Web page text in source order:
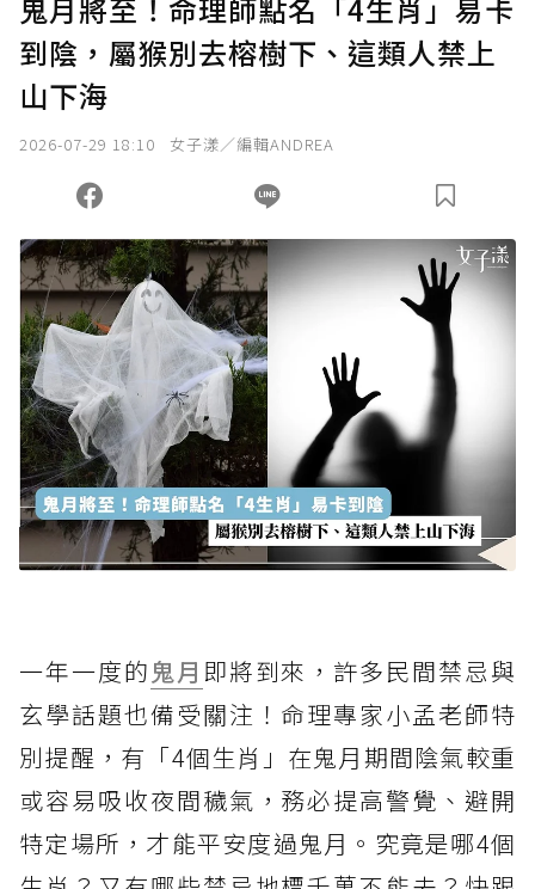
鬼月將至！命理師點名「4生肖」易卡
到陰，屬猴別去榕樹下、這類人禁上
山下海
2026-07-29 18:10 女子漾／編輯ANDREA
一年一度的 鬼月 即將到來，許多民間禁忌與
玄學話題也備受關注！命理專家小孟老師特
別提醒，有「4個生肖」在鬼月期間陰氣較重
或容易吸收夜間穢氣，務必提高警覺、避開
特定場所，才能平安度過鬼月。究竟是哪4個